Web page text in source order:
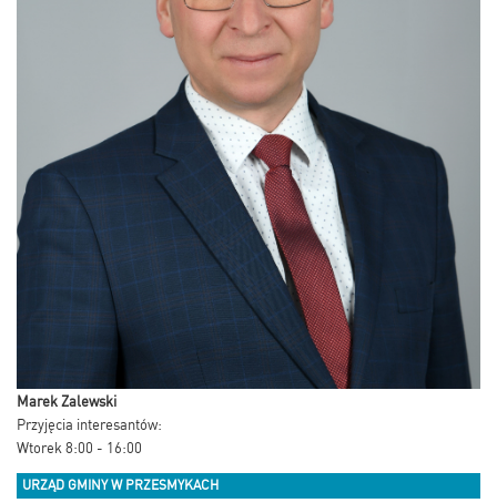
Marek Zalewski
Przyjęcia interesantów:
Wtorek 8:00 - 16:00
URZĄD GMINY W PRZESMYKACH